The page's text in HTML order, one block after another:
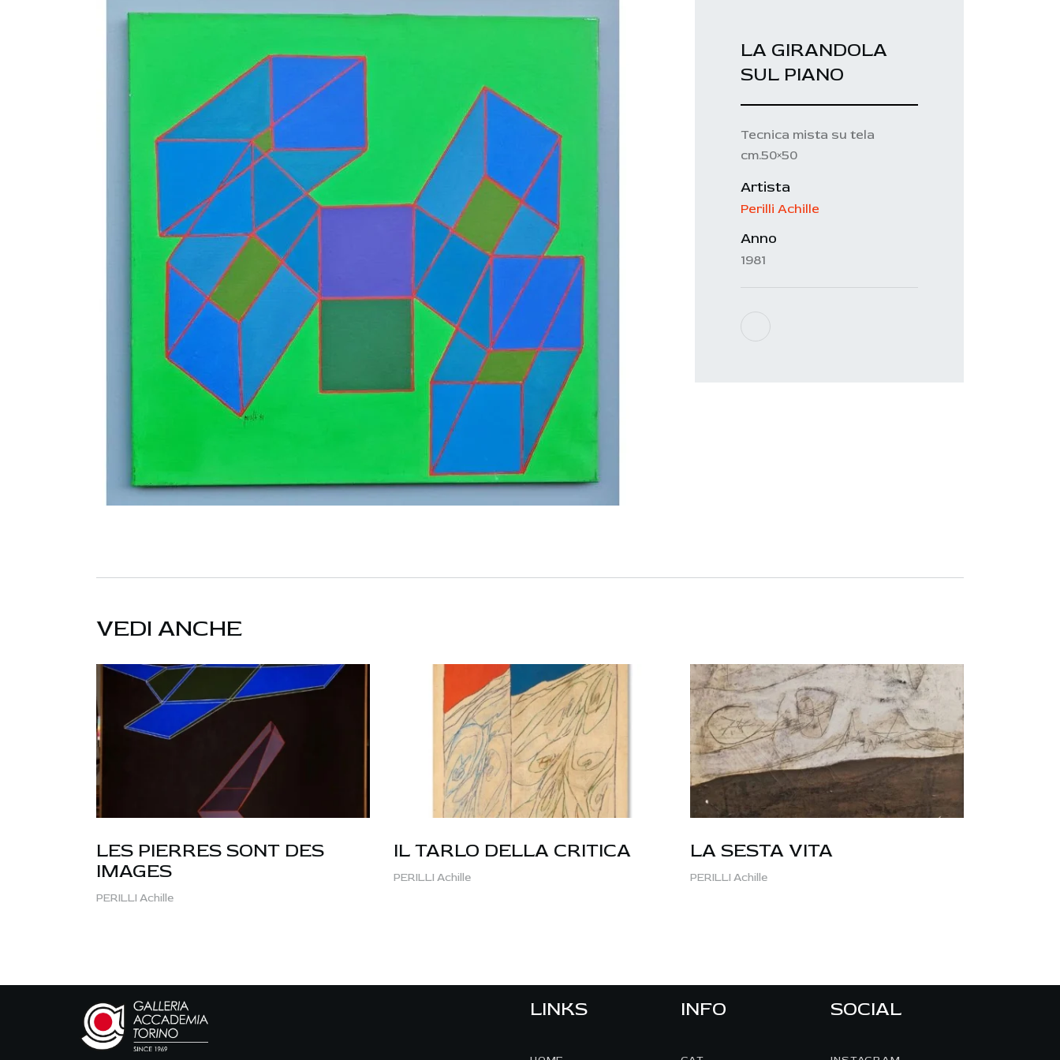
LA GIRANDOLA
SUL PIANO
Tecnica mista su tela
cm.50×50
Artista
Perilli Achille
Anno
1981
VEDI ANCHE
LES PIERRES SONT DES
IMAGES
PERILLI Achille
IL TARLO DELLA CRITICA
PERILLI Achille
LA SESTA VITA
PERILLI Achille
LINKS INFO SOCIAL